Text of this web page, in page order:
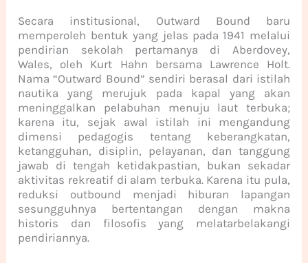
Secara institusional, Outward Bound baru
memperoleh bentuk yang jelas pada 1941 melalui
pendirian sekolah pertamanya di Aberdovey,
Wales, oleh Kurt Hahn bersama Lawrence Holt.
Nama “Outward Bound” sendiri berasal dari istilah
nautika yang merujuk pada kapal yang akan
meninggalkan pelabuhan menuju laut terbuka;
karena itu, sejak awal istilah ini mengandung
dimensi pedagogis tentang keberangkatan,
ketangguhan, disiplin, pelayanan, dan tanggung
jawab di tengah ketidakpastian, bukan sekadar
aktivitas rekreatif di alam terbuka. Karena itu pula,
reduksi outbound menjadi hiburan lapangan
sesungguhnya bertentangan dengan makna
historis dan filosofis yang melatarbelakangi
pendiriannya.